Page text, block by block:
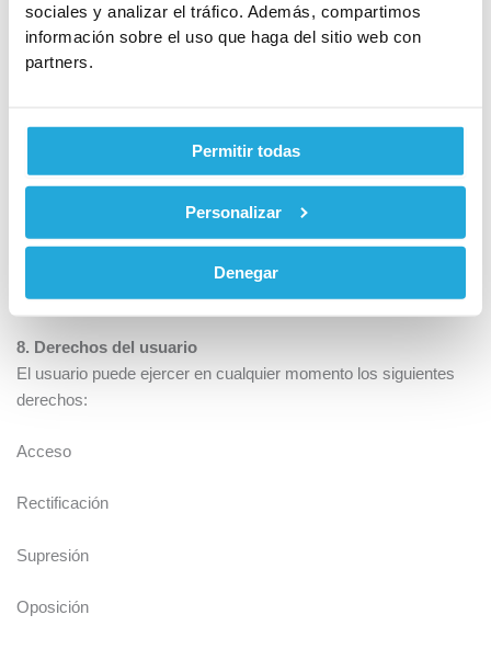
sociales y analizar el tráfico. Además, compartimos
información sobre el uso que haga del sitio web con
partners.
Permitir todas
Personalizar
Denegar
Puede consultarse la política de privacidad de WhatsApp/Meta
en:
7. Conservación de los datos
Los datos personales se conservarán durante el tiempo
necesario para atender la solicitud del usuario y mientras exista
una relación activa de comunicación, o durante los plazos
legalmente exigidos.
8. Derechos del usuario
El usuario puede ejercer en cualquier momento los siguientes
derechos:
Acceso
Rectificación
Supresión
Oposición